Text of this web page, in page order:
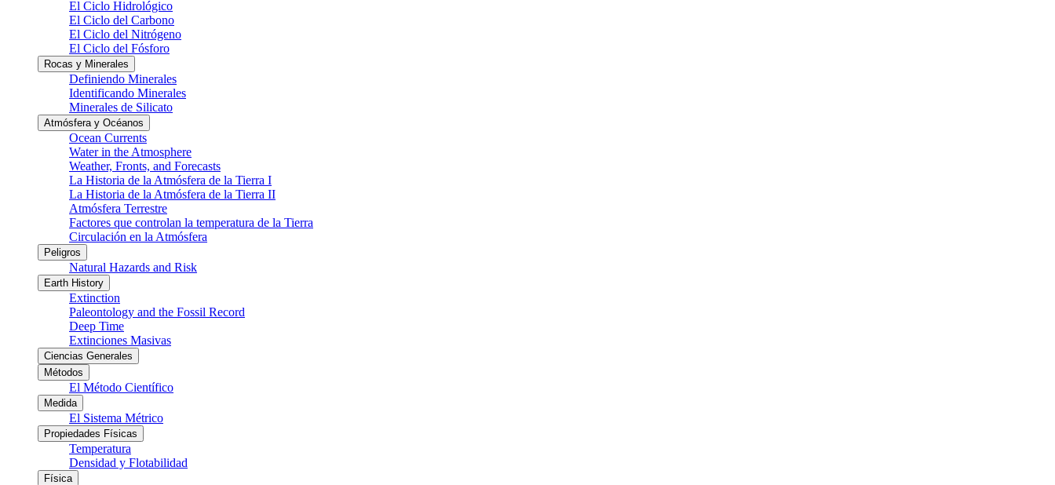
El Ciclo Hidrológico
El Ciclo del Carbono
El Ciclo del Nitrógeno
El Ciclo del Fósforo
Rocas y Minerales
Definiendo Minerales
Identificando Minerales
Minerales de Silicato
Atmósfera y Océanos
Ocean Currents
Water in the Atmosphere
Weather, Fronts, and Forecasts
La Historia de la Atmósfera de la Tierra I
La Historia de la Atmósfera de la Tierra II
Atmósfera Terrestre
Factores que controlan la temperatura de la Tierra
Circulación en la Atmósfera
Peligros
Natural Hazards and Risk
Earth History
Extinction
Paleontology and the Fossil Record
Deep Time
Extinciones Masivas
Ciencias Generales
Métodos
El Método Científico
Medida
El Sistema Métrico
Propiedades Físicas
Temperatura
Densidad y Flotabilidad
Física